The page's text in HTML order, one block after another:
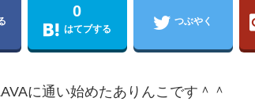
0
はてブする
つぶやく
に通い始めたありんこです＾＾